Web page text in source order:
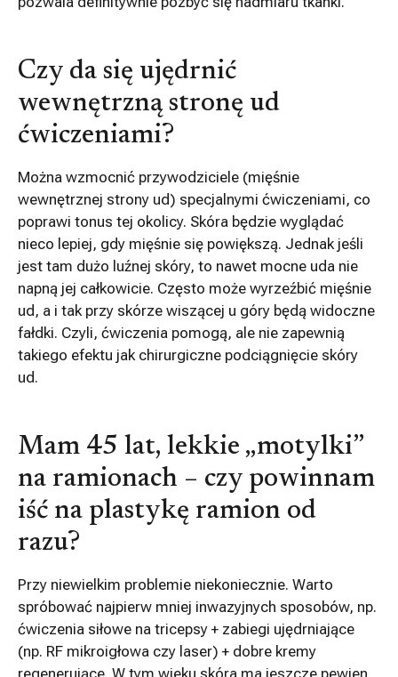
Czy da się ujędrnić
wewnętrzną stronę ud
ćwiczeniami?
Można wzmocnić przywodziciele (mięśnie
wewnętrznej strony ud) specjalnymi ćwiczeniami, co
poprawi tonus tej okolicy. Skóra będzie wyglądać
nieco lepiej, gdy mięśnie się powiększą. Jednak jeśli
jest tam dużo luźnej skóry, to nawet mocne uda nie
napną jej całkowicie. Często może wyrzeźbić mięśnie
ud, a i tak przy skórze wiszącej u góry będą widoczne
fałdki. Czyli, ćwiczenia pomogą, ale nie zapewnią
takiego efektu jak chirurgiczne podciągnięcie skóry
ud.
Mam 45 lat, lekkie „motylki”
na ramionach – czy powinnam
iść na plastykę ramion od
razu?
Przy niewielkim problemie niekoniecznie. Warto
spróbować najpierw mniej inwazyjnych sposobów, np.
ćwiczenia siłowe na tricepsy + zabiegi ujędrniające
(np. RF mikroigłowa czy laser) + dobre kremy